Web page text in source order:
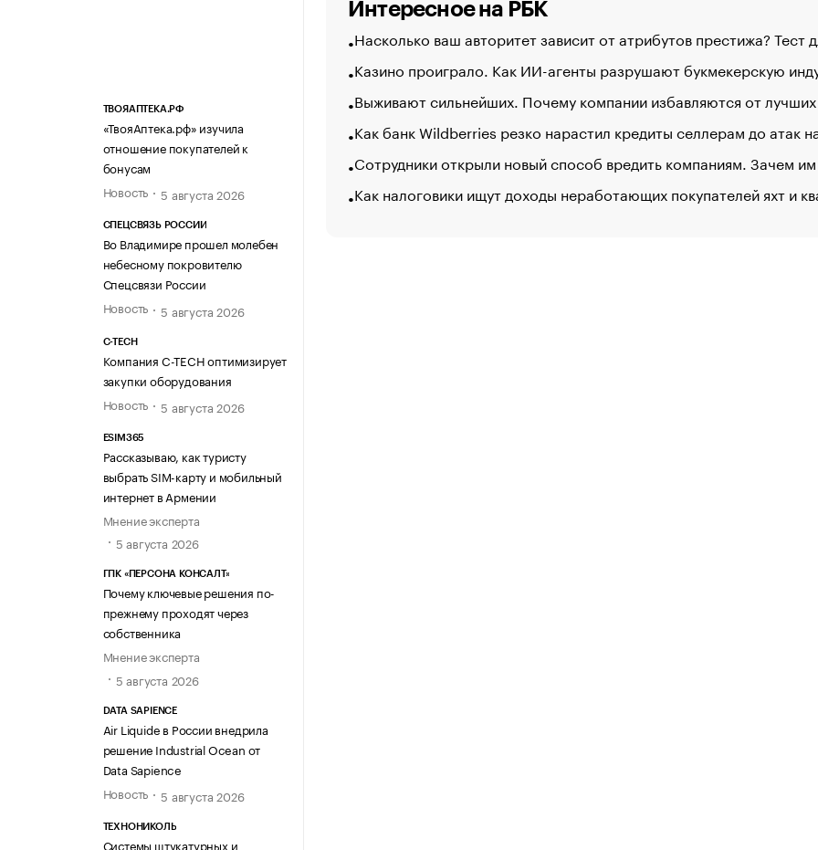
ТВОЯАПТЕКА.РФ
«ТвояАптека.рф» изучила
отношение покупателей к
бонусам
Новость
5 августа 2026
СПЕЦСВЯЗЬ РОССИИ
Во Владимире прошел молебен
небесному покровителю
Спецсвязи России
Новость
5 августа 2026
C-TECH
Компания C-TECH оптимизирует
закупки оборудования
Новость
5 августа 2026
ESIM365
Рассказываю, как туристу
выбрать SIM-карту и мобильный
интернет в Армении
Мнение эксперта
5 августа 2026
ГПК «ПЕРСОНА КОНСАЛТ»
Почему ключевые решения по-
прежнему проходят через
собственника
Мнение эксперта
5 августа 2026
DATA SAPIENCE
Air Liquide в России внедрила
решение Industrial Ocean от
Data Sapience
Новость
5 августа 2026
ТЕХНОНИКОЛЬ
Системы штукатурных и
Интересное на РБК
Насколько ваш авторитет зависит от атрибутов престижа? Тест
Казино проиграло. Как ИИ-агенты разрушают букмекерскую
Выживают сильнейших. Почему компании избавляются от лучших
Как банк Wildberries резко нарастил кредиты селлерам до атак
Сотрудники открыли новый способ вредить компаниям. Зачем
Как налоговики ищут доходы неработающих покупателей яхт и